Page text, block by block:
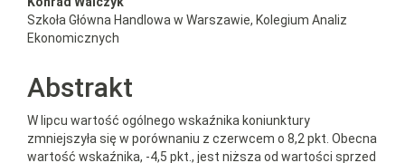
Szkoła Główna Handlowa w Warszawie, Kolegium Analiz
Ekonomicznych
Abstrakt
W lipcu wartość ogólnego wskaźnika koniunktury
zmniejszyła się w porównaniu z czerwcem o 8,2 pkt. Obecna
wartość wskaźnika, -4,5 pkt., jest niższa od wartości sprzed